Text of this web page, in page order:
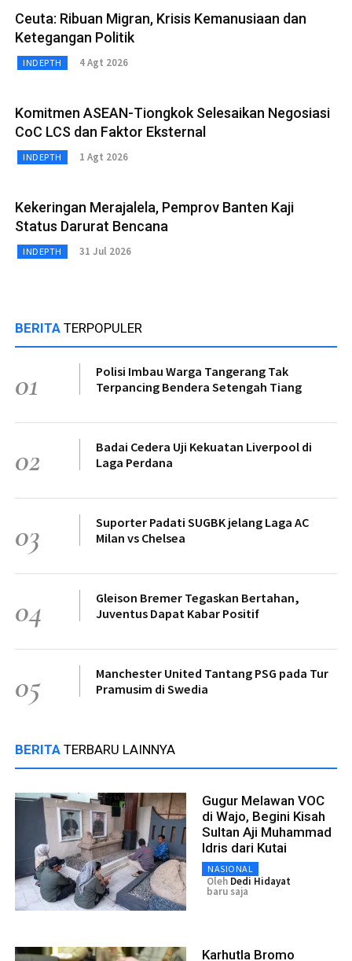
Ceuta: Ribuan Migran, Krisis Kemanusiaan dan
Ketegangan Politik
INDEPTH 4 Agt 2026
Komitmen ASEAN-Tiongkok Selesaikan Negosiasi
CoC LCS dan Faktor Eksternal
INDEPTH 1 Agt 2026
Kekeringan Merajalela, Pemprov Banten Kaji
Status Darurat Bencana
INDEPTH 31 Jul 2026
BERITA TERPOPULER
01
Polisi Imbau Warga Tangerang Tak
Terpancing Bendera Setengah Tiang
02
Badai Cedera Uji Kekuatan Liverpool di
Laga Perdana
03
Suporter Padati SUGBK jelang Laga AC
Milan vs Chelsea
04
Gleison Bremer Tegaskan Bertahan,
Juventus Dapat Kabar Positif
05
Manchester United Tantang PSG pada Tur
Pramusim di Swedia
BERITA TERBARU LAINNYA
Gugur Melawan VOC
di Wajo, Begini Kisah
Sultan Aji Muhammad
Idris dari Kutai
NASIONAL
Oleh Dedi Hidayat
baru saja
Karhutla Bromo